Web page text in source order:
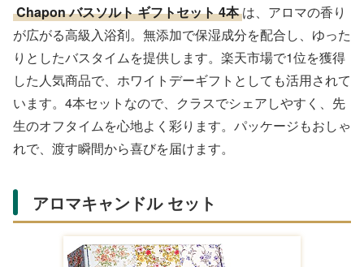
Chapon バスソルト ギフトセット 4本 は、アロマの香り
が広がる高級入浴剤。無添加で保湿成分を配合し、ゆった
りとしたバスタイムを提供します。楽天市場で1位を獲得
した人気商品で、ホワイトデーギフトとしても活用されて
います。4本セットなので、クラスでシェアしやすく、先
生のオフタイムを心地よく彩ります。パッケージもおしゃ
れで、渡す瞬間から喜びを届けます。
アロマキャンドル セット